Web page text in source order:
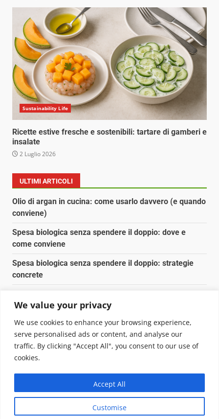
We value your privacy
We use cookies to enhance your browsing experience,
serve personalised ads or content, and analyse our
traffic. By clicking "Accept All", you consent to our use of
cookies.
Customise
Accept All
Sustainability Life
Ricette estive fresche e sostenibili: tartare di gamberi e
insalate
2 Luglio 2026
ULTIMI ARTICOLI
Olio di argan in cucina: come usarlo davvero (e quando
conviene)
Spesa biologica senza spendere il doppio: dove e
come conviene
Spesa biologica senza spendere il doppio: strategie
concrete
Pulizia naturale della casa: 3 ingredienti che
sostituiscono 10 prodotti chimici
Copyright © 2025 Biopianeta.it proprietà di Jws Media
Questo blog non è una testata giornalistica, in quanto
viene aggiornato senza alcuna periodicità. Non può
pertanto considerarsi un prodotto editoriale ai sensi
della legge n. 62 del 07.03.2001|DarkNewsvon AF